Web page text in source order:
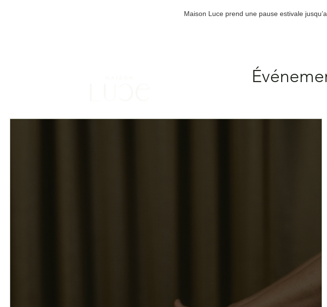
Maison Luce prend une pause estivale